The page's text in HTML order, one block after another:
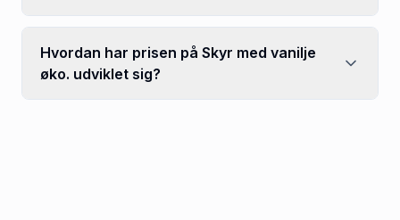
Hvordan har prisen på Skyr med vanilje
øko. udviklet sig?